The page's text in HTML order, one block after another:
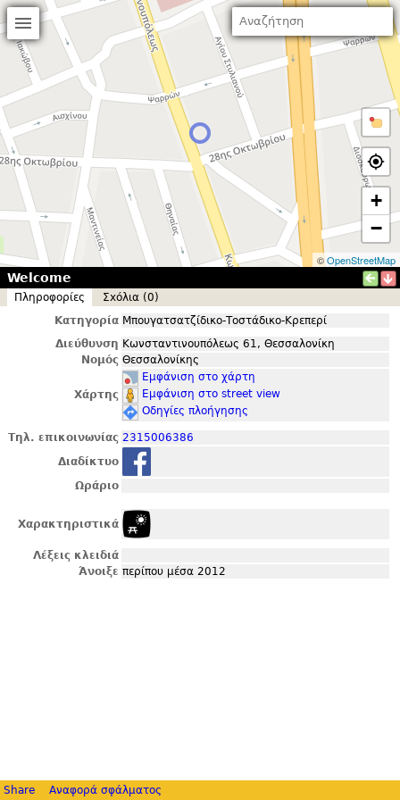
+
−
©OpenStreetMap
Welcome
Πληροφορίες
Σxόλια (0)
Κατηγορία Μπουγατσατζίδικο-Τοστάδικο-Κρεπερί
Διεύθυνση Κωνσταντινουπόλεως 61, Θεσσαλονίκη
Νομός Θεσσαλονίκης
Χάρτης
Εμφάνιση στο χάρτη
Εμφάνιση στο street view
Οδηγίες πλοήγησης
Τηλ. επικοινωνίας 2315006386
Διαδίκτυο
Ωράριο
Χαρακτηριστικά
Λέξεις κλειδιά
Άνοιξε περίπου μέσα 2012
Share Αναφορά σφάλματος